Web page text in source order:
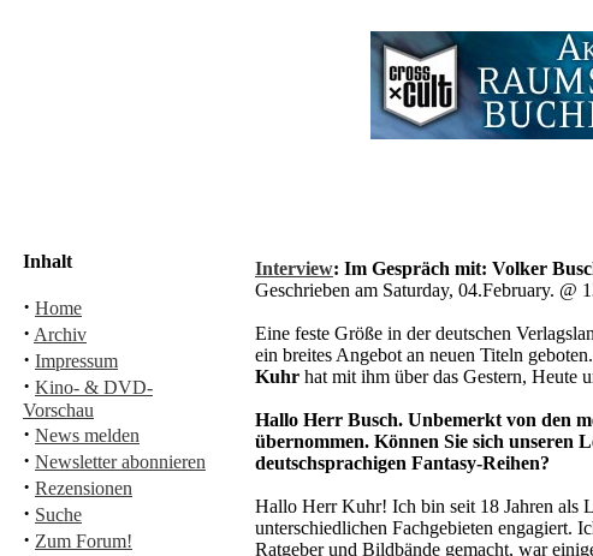
Inhalt
· Home
· Archiv
· Impressum
· Kino- & DVD-
Vorschau
· News melden
· Newsletter abonnieren
· Rezensionen
· Suche
· Zum Forum!
Interview: Im Gespräch mit: Volker
Geschrieben am Saturday, 04.February. @
Eine feste Größe in der deutschen
ein breites Angebot an neuen Titeln
Kuhr hat mit ihm über das Gestern, Heute
Hallo Herr Busch. Unbemerkt von den
übernommen. Können Sie sich unseren
deutschsprachigen Fantasy-Reihen?
Hallo Herr Kuhr! Ich bin seit 18 Jahren als
unterschiedlichen Fachgebieten engagiert.
Ratgeber und Bildbände gemacht, war